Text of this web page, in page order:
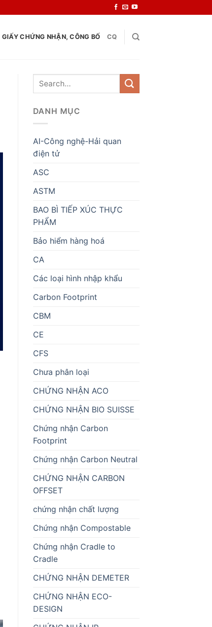
GIẤY CHỨNG NHẬN, CÔNG BỐ CQ
DANH MỤC
AI-Công nghệ-Hải quan
điện tử
ASC
ASTM
BAO BÌ TIẾP XÚC THỰC
PHẨM
Bảo hiểm hàng hoá
CA
Các loại hình nhập khẩu
Carbon Footprint
CBM
CE
CFS
Chưa phân loại
CHỨNG NHẬN ACO
CHỨNG NHẬN BIO SUISSE
Chứng nhận Carbon
Footprint
Chứng nhận Carbon Neutral
CHỨNG NHẬN CARBON
OFFSET
chứng nhận chất lượng
Chứng nhận Compostable
Chứng nhận Cradle to
Cradle
CHỨNG NHẬN DEMETER
CHỨNG NHẬN ECO-
DESIGN